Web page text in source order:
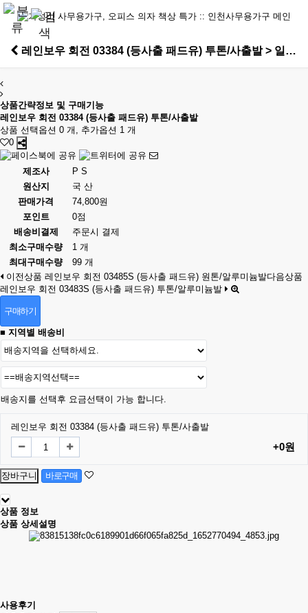
레인보우 회전 03384 (등사출 패드유) 투톤/사출발 > 일반회의용의자
상품간략정보 및 구매기능
레인보우 회전 03384 (등사출 패드유) 투톤/사출발
상품 선택옵션 0 개, 추가옵션 1 개
0
제조사
P S
원산지
국 산
판매가격
74,800원
포인트
0점
배송비결제
주문시 결제
최소구매수량
1 개
최대구매수량
99 개
이전상품 레인보우 회전 03485S (등사출 패드유) 원톤/알루미늄발다음상품
레인보우 회전 03483S (등사출 패드유) 투톤/알루미늄발
구매하기
■ 지역별 배송비
배송지를 선택후 요금선택이 가능 합니다.
레인보우 회전 03384 (등사출 패드유) 투톤/사출발
+0원
상품 정보
상품 상세설명
사용후기